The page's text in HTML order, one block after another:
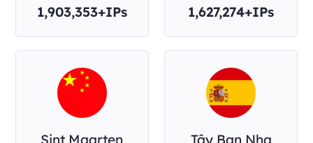
1,903,353+IPs
1,627,274+IPs
Sint Maarten Tây Ban Nha